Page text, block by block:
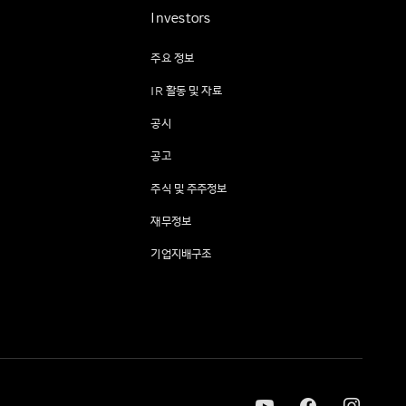
Investors
주요 정보
IR 활동 및 자료
공시
공고
주식 및 주주정보
재무정보
기업지배구조